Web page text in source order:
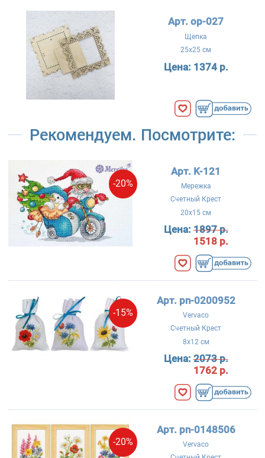
Арт. ор-027
Щепка
25x25 см
Цена: 1374 р.
Рекомендуем. Посмотрите:
-20%
Арт. K-121
Мережка
Счетный Крест
20x15 см
Цена:1897 р.
1518 р.
-15%
Арт. pn-0200952
Vervaco
Счетный Крест
8x12 см
Цена:2073 р.
1762 р.
-20%
Арт. pn-0148506
Vervaco